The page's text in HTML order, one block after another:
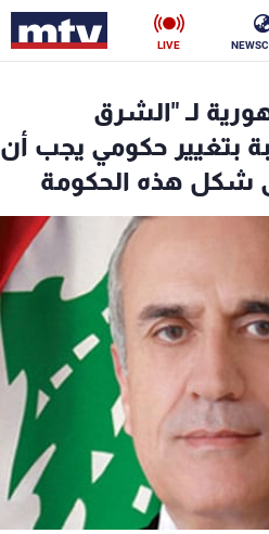
LIVE
لـ "الشرق
بتغيير حكومي يجب أن
شكل هذه الحكومة
ناس
رياضة